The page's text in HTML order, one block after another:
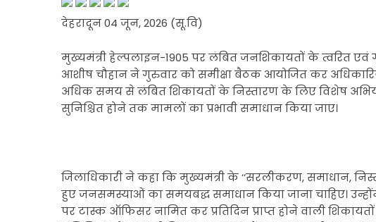
देहरादून 04 जून, 2026 (सू.वि)
मुख्यमंत्री हेल्पलाइन-1905 पर लंबित जनशिकायतों के त्वरित एवं
आशीष चौहान ने गुरुवार को समीक्षा बैठक आयोजित कर
अधिक समय से लंबित शिकायतों के निस्तारण के लिए विशेष
सुनिश्चित होने तक मामलों का प्रभावी समाधान किया जाए।
जिलाधिकारी ने कहा कि मुख्यमंत्री के ‘‘सरलीकरण, समाधान,
हुए जनसमस्याओं का समयबद्ध समाधान किया जाना चाहिए।
पर टास्क ऑफिसर नामित कर प्रतिदिन प्राप्त होने वाली